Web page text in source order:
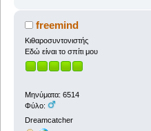
freemind
Κιθαροσυντονιστής
Εδώ είναι το σπίτι μου
Μηνύματα: 6514
Φύλο:
Dreamcatcher